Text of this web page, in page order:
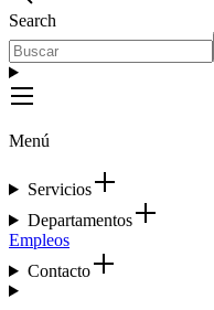
Search
Menú
Servicios
Departamentos
Empleos
Contacto